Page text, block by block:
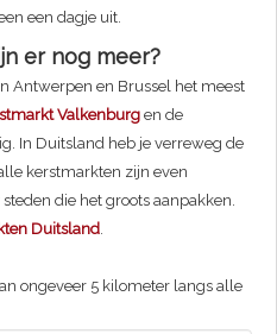
een dagje uit.
er nog meer?
Antwerpen en Brussel het meest
Valkenburg en de
In Duitsland heb je verreweg de
kerstmarkten zijn even
die het groots aanpakken.
Duitsland.
ongeveer 5 kilometer langs alle